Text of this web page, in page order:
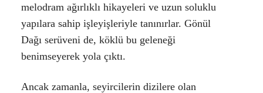
melodram ağırlıklı hikayeleri ve uzun soluklu
yapılara sahip işleyişleriyle tanınırlar. Gönül
Dağı serüveni de, köklü bu geleneği
benimseyerek yola çıktı.
Ancak zamanla, seyircilerin dizilere olan